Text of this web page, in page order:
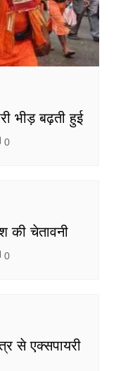
भीड़ बढ़ती हुई
0
की चेतावनी
0
से एक्सपायरी